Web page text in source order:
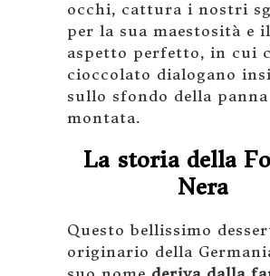
occhi, cattura i nostri
per la sua maestosità e
aspetto perfetto, in cui
cioccolato dialogano
sullo sfondo della panna
montata.
La storia della
Nera
Questo bellissimo
originario della